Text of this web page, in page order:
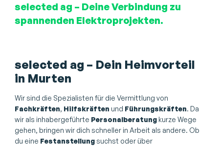
selected ag – Deine Verbindung zu
spannenden Elektroprojekten.
selected ag – Dein Heimvorteil
in Murten
Wir sind die Spezialisten für die Vermittlung von
Fachkräften, Hilfskräften und Führungskräften. Da
wir als inhabergeführte Personalberatung kurze Wege
gehen, bringen wir dich schneller in Arbeit als andere. Ob
du eine Festanstellungsuchst oder über